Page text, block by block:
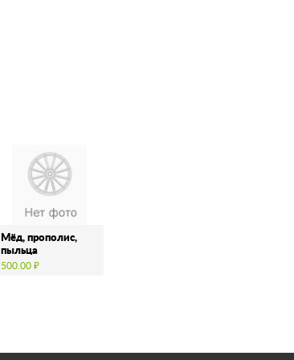
Мёд, прополис,
пыльца
500.00 ₽